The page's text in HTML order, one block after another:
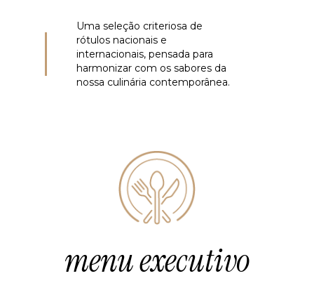
Uma seleção criteriosa de
rótulos nacionais e
internacionais, pensada para
harmonizar com os sabores da
nossa culinária contemporânea.
menu executivo